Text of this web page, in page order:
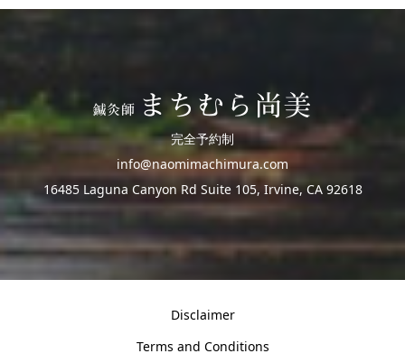
完全予約制
info@naomimachimura.com
16485 Laguna Canyon Rd Suite 105, Irvine, CA 92618
Disclaimer
Terms and Conditions